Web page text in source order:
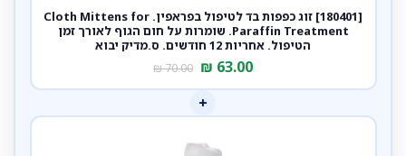
[180401] זוג כפפות בד לטיפול בפראפין. Cloth Mittens for
Paraffin Treatment. שומרות על חום הגוף לאורך זמן
הטיפול. אחריות 12 חודשים. ס.מדיק יבוא
63.00
₪
70.00
₪
+